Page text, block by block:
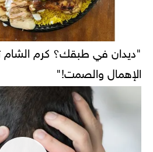
"ديدان في طبقك؟ كرم الشام
الإهمال والصمت!"